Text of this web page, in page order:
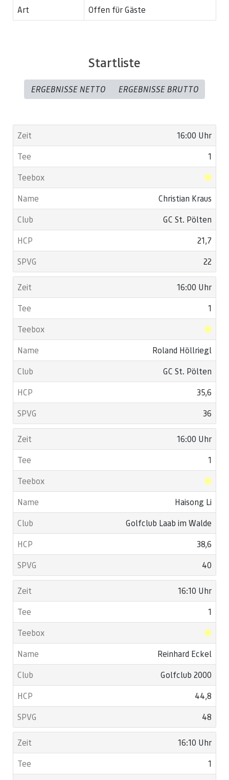
Art
Offen für Gäste
Startliste
ERGEBNISSE NETTO ERGEBNISSE BRUTTO
16:00 Uhr
1
Christian Kraus
GC St. Pölten
21,7
22
16:00 Uhr
1
Roland Höllriegl
GC St. Pölten
35,6
36
16:00 Uhr
1
Haisong Li
Golfclub Laab im Walde
38,6
40
16:10 Uhr
1
Reinhard Eckel
Golfclub 2000
44,8
48
16:10 Uhr
1